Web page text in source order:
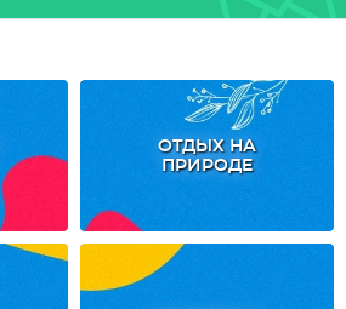
ОТДЫХ НА
ПРИРОДЕ